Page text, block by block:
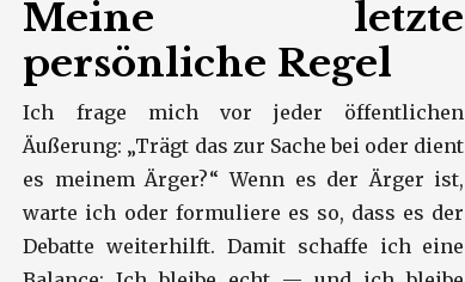
Meine letzte
persönliche Regel
Ich frage mich vor jeder öffentlichen
Äußerung: „Trägt das zur Sache bei oder dient
es meinem Ärger?“ Wenn es der Ärger ist,
warte ich oder formuliere es so, dass es der
Debatte weiterhilft. Damit schaffe ich eine